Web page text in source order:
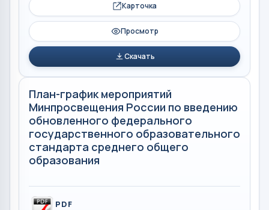
Карточка
Просмотр
Скачать
План-график мероприятий
Минпросвещения России по введению
обновленного федерального
государственного образовательного
стандарта среднего общего
образования
PDF